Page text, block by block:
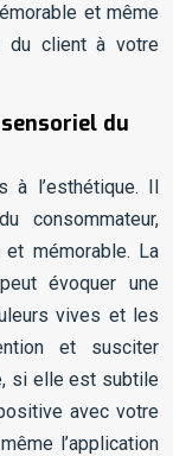
et même
du client à votre
du
à l’esthétique. Il
consommateur,
mémorable. La
évoquer une
vives et les
et susciter
si elle est subtile
avec votre
l’application